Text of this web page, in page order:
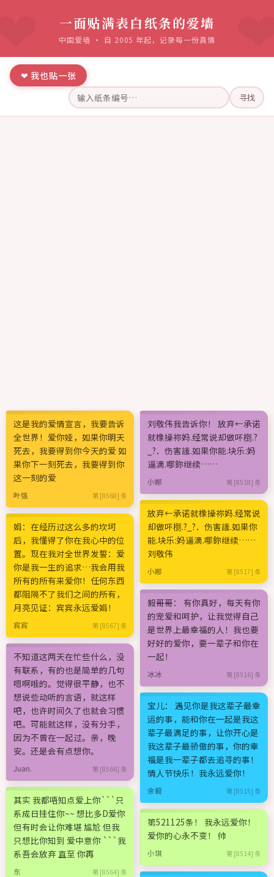
一面贴满表白纸条的爱墙
中国爱墙 · 自 2005 年起，记录每一份真情
❤ 我也贴一张
寻找
这是我的爱情宣言，我要告诉
全世界！爱你娅，如果你明天
死去，我要得到你今天的爱 如
果你下一刻死去，我要得到你
这一刻的爱
叶强 第 [8568] 条
娟：在经历过这么多的坎坷
后，我懂得了你在我心中的位
置。现在我对全世界发誓：爱
你是我一生的追求…我会用我
所有的所有来爱你！任何东西
都阻隔不了我们之间的所有，
月亮见证：宾宾永远爱娟！
宾宾 第 [8567] 条
不知道这两天在忙些什么，没
有联系，有的也是简单的几句
嗯啊哦的。觉得很平静，也不
想说些动听的言语，就这样
吧，也许时间久了也就会习惯
吧。可能就这样，没有分手，
因为不曾在一起过。亲，晚
安。还是会有点想你。
Juan. 第 [8566] 条
其实 我都唔知点爱上你```只
系成日挂住你~~ 想比多D爱你
但有时会让你难堪 尴尬 但我
只想比你知到 爱中意你 ```我
系吾会放弃 直至 你再
东 第 [8564] 条
刘敬伟我告诉你！ 放弃←承诺
就橡操祢妈.经常说却做吥椡.?
_?．伤害誐.如果你能.块乐:妈
逼滴.哪鉨继续……
小娜 第 [8518] 条
放弃←承诺就橡操祢妈.经常说
却做吥椡.?_?．伤害誐.如果你
能.块乐:妈逼滴.哪鉨继续……
刘敬伟
小娜 第 [8517] 条
毅哥哥： 有你真好，每天有你
的宠爱和呵护，让我觉得自己
是世界上最幸福的人！我也要
好好的爱你，要一辈子和你在
一起！
冰冰 第 [8516] 条
宝儿： 遇见你是我这辈子最幸
运的事，能和你在一起是我这
辈子最满足的事，让你开心是
我这辈子最骄傲的事，你的幸
福是我一辈子都去追寻的事！
情人节快乐！我永远爱你！
余毅 第 [8515] 条
第521125条！ 我永远爱你！
爱你的心永不变！ 帅
小琪 第 [8514] 条